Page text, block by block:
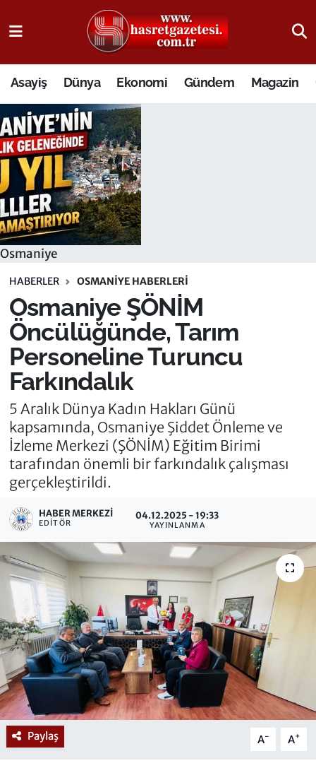
Asayiş Dünya Ekonomi Gündem Magazin
Osmaniye
HABERLER OSMANIYE HABERLERI
Osmaniye ŞÖNİM
Öncülüğünde, Tarım
Personeline Turuncu
Farkındalık
5 Aralık Dünya Kadın Hakları Günü
kapsamında, Osmaniye Şiddet Önleme ve
İzleme Merkezi (ŞÖNİM) Eğitim Birimi
tarafından önemli bir farkındalık çalışması
gerçekleştirildi.
HABER MERKEZI
EDITÖR
04.12.2025 - 19:33
YAYINLANMA
Paylaş A- A+
Osmaniye Nöbetçi Eczaneler
Osmaniye Hava Durumu
Osmaniye Trafik Yoğunluk Haritası
Süper Lig Puan Durumu ve Fikstür
Tüm Manşetler
Son Dakika Haberleri